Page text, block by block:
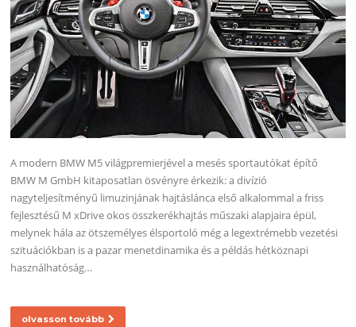
A modern BMW M5 világpremierjével a mesés sportautókat építő
BMW M GmbH kitaposatlan ösvényre érkezik: a divízió
nagyteljesítményű limuzinjának hajtáslánca első alkalommal a friss
fejlesztésű M xDrive okos összkerékhajtás műszaki alapjaira épül,
melynek hála az ötszemélyes élsportoló még a legextrémebb vezetési
szituációkban is a pazar menetdinamika és a példás hétköznapi
használhatóság…
olvasson tovább